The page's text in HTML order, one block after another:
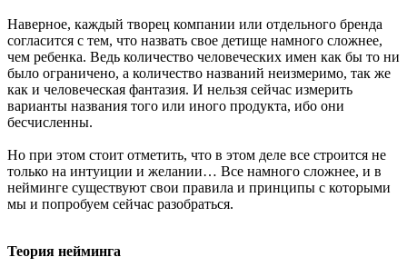
Наверное, каждый творец компании или отдельного бренда
согласится с тем, что назвать свое детище намного сложнее,
чем ребенка. Ведь количество человеческих имен как бы то ни
было ограничено, а количество названий неизмеримо, так же
как и человеческая фантазия. И нельзя сейчас измерить
варианты названия того или иного продукта, ибо они
бесчисленны.
Но при этом стоит отметить, что в этом деле все строится не
только на интуиции и желании… Все намного сложнее, и в
нейминге существуют свои правила и принципы с которыми
мы и попробуем сейчас разобраться.
Теория нейминга